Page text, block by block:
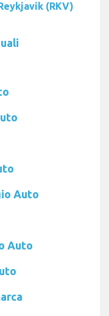
(RKV)
Auto
Auto